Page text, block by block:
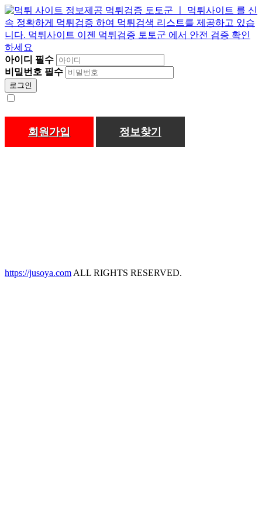
아이디 필수
비밀번호 필수
로그인
회원가입 정보찾기
https://jusoya.comALL RIGHTS RESERVED.